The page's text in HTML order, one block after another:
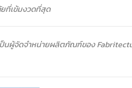
ที่เข้มงวดที่สุด
นผู้จัดจำหน่ายผลิตภัณฑ์ของ